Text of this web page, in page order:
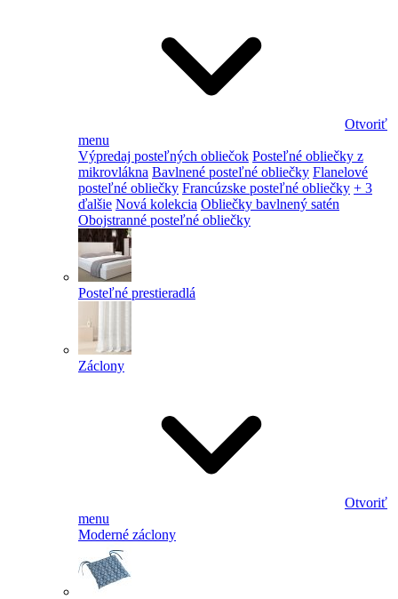
Otvoriť
menu
Výpredaj posteľných obliečok Posteľné obliečky z
mikrovlákna Bavlnené posteľné obliečky Flanelové
posteľné obliečky Francúzske posteľné obliečky + 3
ďalšie Nová kolekcia Obliečky bavlnený satén
Obojstranné posteľné obliečky
Posteľné prestieradlá
Záclony
Otvoriť
menu
Moderné záclony